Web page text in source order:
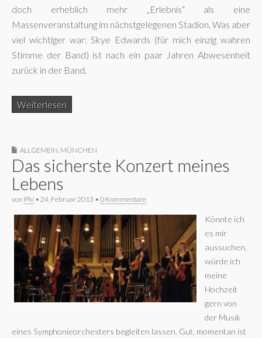
doch erheblich mehr „Erlebnis“ als eine
Massenveranstaltung im nächstgelegenen Stadion. Was aber
viel wichtiger war: Skye Edwards (für mich einzig wahren
Stimme der Band) ist nach ein paar Jahren Abwesenheit
zurück in der Band.
Weiterlesen
ALLGEMEIN MÜNCHEN
Das sicherste Konzert meines
Lebens
von Phi • 24. Februar 2013 • 0 Kommentare
Könnte ich
es mir
aussuchen,
würde ich
meine
Hochzeit
gern von
der Musik
eines Symphonieorchesters begleiten lassen. Gut, momentan ist